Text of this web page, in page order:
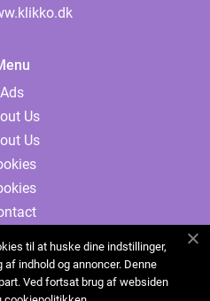
Ads
Us
Us
til at huske dine indstillinger,
indhold og annoncer. Denne
Ved fortsat brug af websiden